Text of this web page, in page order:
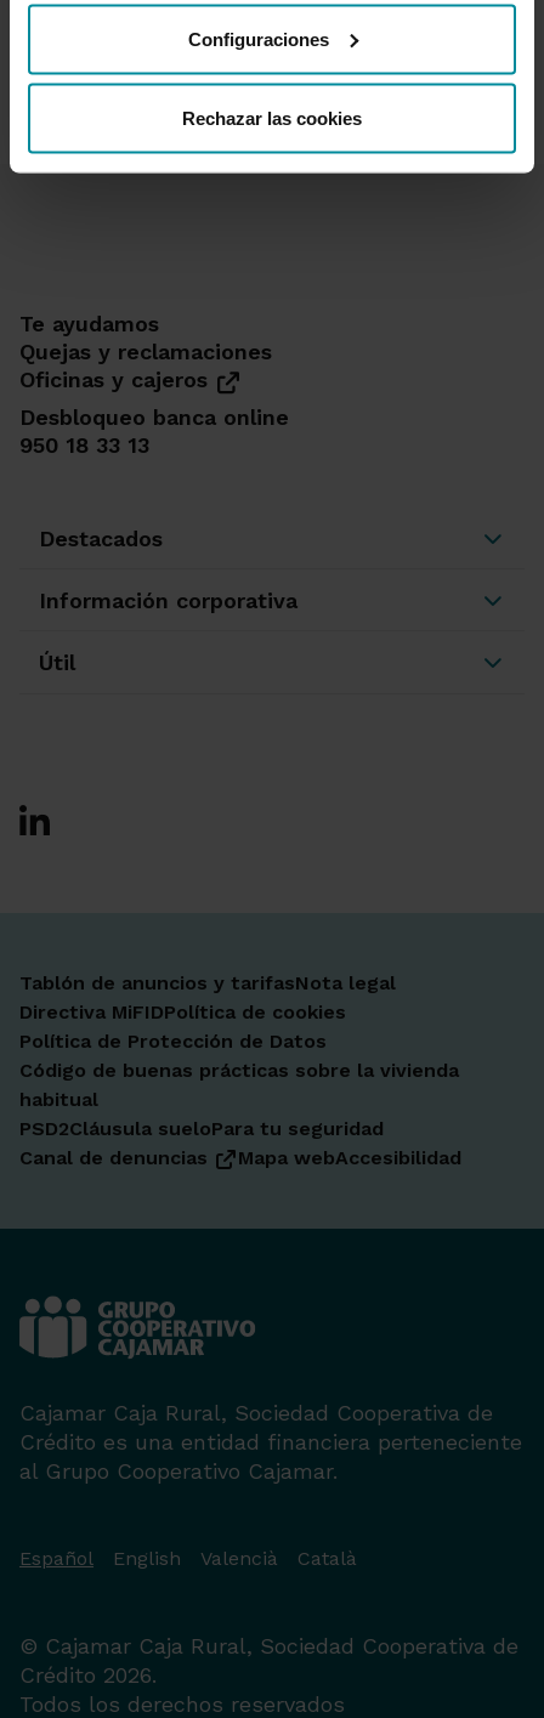
Configuraciones
Rechazar las cookies
Te ayudamos
Quejas y reclamaciones
Oficinas y cajeros
Desbloqueo banca online
950 18 33 13
Destacados
Información corporativa
Útil
Ir a Facebook
Ir a X-twitter
Ir a Instagram
Ir a Linkedin
Ir a Youtube
Ir a Blogger
Ir a Vimeo
Tablón de anuncios y tarifasNota legal
Directiva MiFIDPolítica de cookies
Política de Protección de Datos
Código de buenas prácticas sobre la vivienda
habitual
PSD2Cláusula sueloPara tu seguridad
Canal de denuncias
Mapa webAccesibilidad
Cajamar Caja Rural, Sociedad Cooperativa de
Crédito es una entidad financiera perteneciente
al Grupo Cooperativo Cajamar.
Español English Valencià Català
© Cajamar Caja Rural, Sociedad Cooperativa de
Crédito 2026.
Todos los derechos reservados